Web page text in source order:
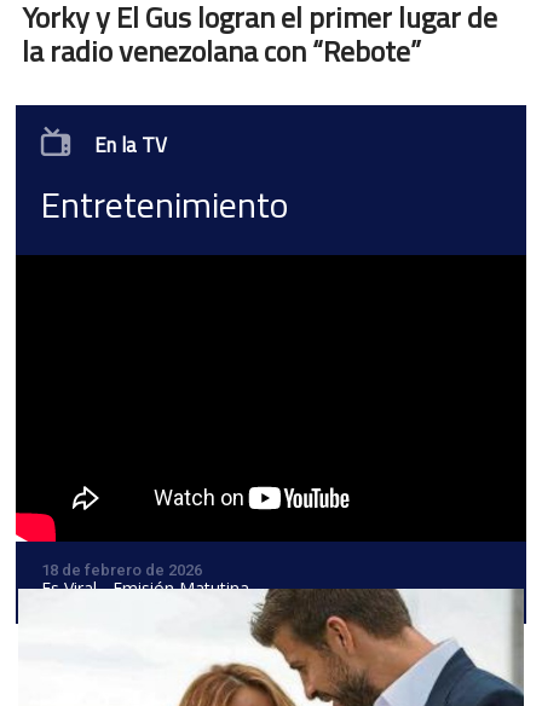
Yorky y El Gus logran el primer lugar de
la radio venezolana con “Rebote”
En la TV
Entretenimiento
18 de febrero de 2026
Es Viral - Emisión Matutina